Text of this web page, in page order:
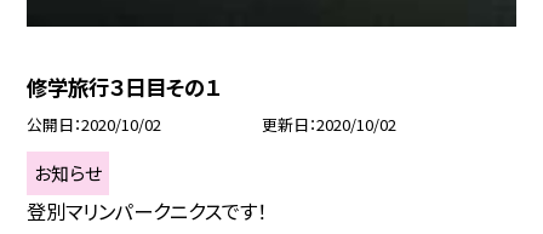
修学旅行３日目その１
公開日 2020/10/02 更新日 2020/10/02
お知らせ
登別マリンパークニクスです！